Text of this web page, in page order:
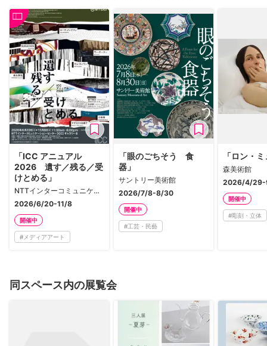
「ICC アニュアル
2026 遺す／残る／受
けとめる」
NTTインターコミュニケーション・センター [ICC]
2026/6/20-11/8
開催中
# メディアアート
「眼のごちそう 食
器」
サントリー美術館
2026/7/8-8/30
開催中
#工芸・民藝
「ロン・
森美術館
2026/4/
開催中
#彫刻・立体
同スペース内の展覧会